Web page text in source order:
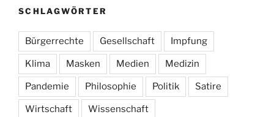
SCHLAGWÖRTER
Bürgerrechte Gesellschaft Impfung
Klima Masken Medien Medizin
Pandemie Philosophie Politik Satire
Wirtschaft Wissenschaft